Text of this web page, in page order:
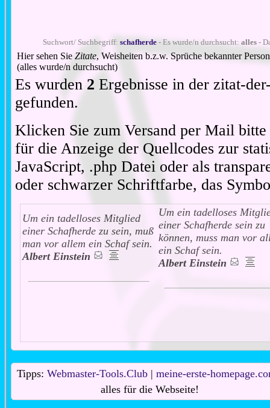
Suchwort/ Suchbegriff: schafherde- Es wurde/n durchsucht: alles-
Hier sehen SieZitate, Weisheiten b.z.w. Sprüche bekannter
(alles wurde/n durchsucht)
Es wurden 2 Ergebnisse in der zitat-
gefunden.
Klicken Sie zum Versand per Mail
für die Anzeige der Quellcodes zur
JavaScript, .php Datei oder als
oder schwarzer Schriftfarbe, das
Um ein tadelloses Mitglied
einer Schafherde zu sein, muß
man vor allem ein Schaf sein.
Albert Einstein
Um ein tadelloses
einer Schafherde sein zu
können, muss man vor
ein Schaf sein.
Albert Einstein
Tipps: Webmaster-Tools.Club| meine-erste-
alles für die Webseite!